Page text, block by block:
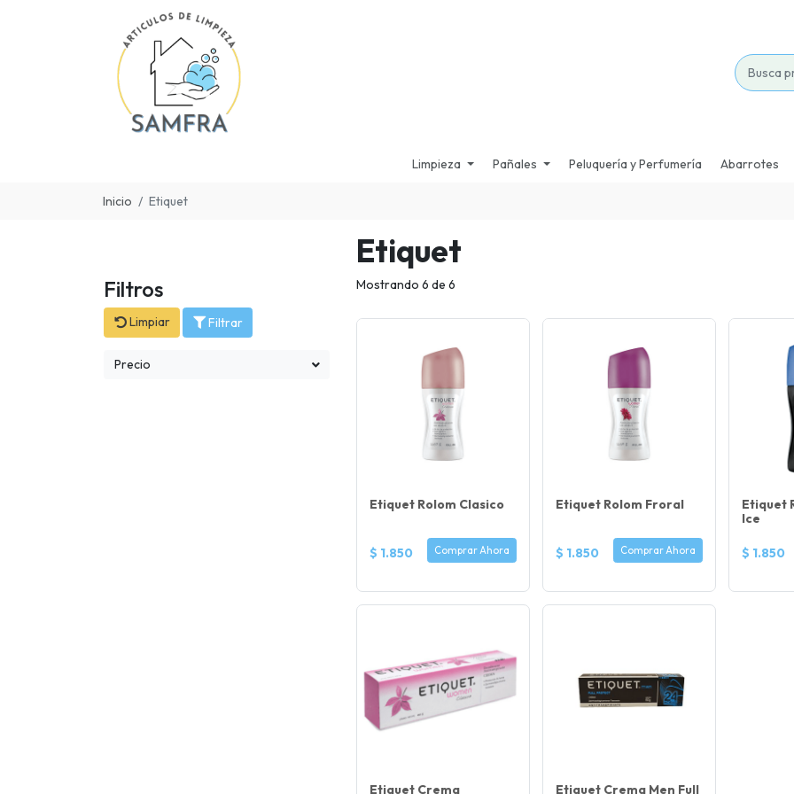
Limpieza Pañales Peluquería y Perfumería Abarrotes
Inicio Etiquet
Etiquet
Filtros
Limpiar Filtrar
Precio
Mostrando 6 de 6
Etiquet Rolom Clasico
$ 1.850 Comprar Ahora
Etiquet Rolom Froral
$ 1.850 Comprar Ahora
Etiquet
Ice
$ 1.850
Etiquet Crema Etiquet Crema Men Full